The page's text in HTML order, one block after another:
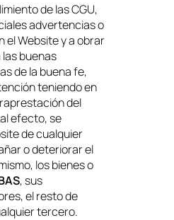
de las CGU,
advertencias o
el Website y a obrar
buenas
de la buena fe,
teniendo en
del
efecto, se
de cualquier
o deteriorar el
los bienes o
, sus
el resto de
tercero.